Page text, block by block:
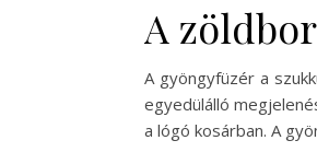
A
A gyöngyfüzér a
egyedülálló
a lógó kosárban. A